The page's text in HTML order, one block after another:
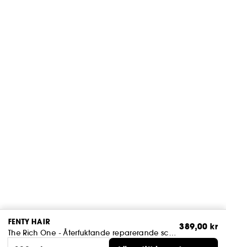
FENTY HAIR
The Rich One - Återfuktande reparerande schampo
389,00 kr